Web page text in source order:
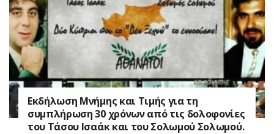
Εκδήλωση Μνήμης και Τιμής για τη
συμπλήρωση 30 χρόνων από τις δολοφονίες
του Τάσου Ισαάκ και του Σολωμού Σολωμού.